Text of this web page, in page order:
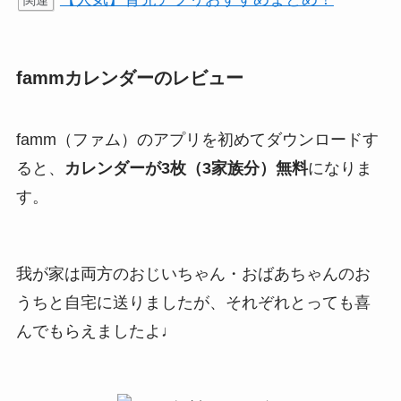
fammカレンダーのレビュー
famm（ファム）のアプリを初めてダウンロードす
ると、
カレンダーが3枚（3家族分）無料になりま
す。
我が家は両方のおじいちゃん・おばあちゃんのお
うちと自宅に送りましたが、それぞれとっても喜
んでもらえましたよ♩